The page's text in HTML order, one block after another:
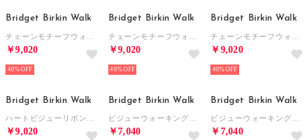
Bridget Birkin Walk
￥9,020
40%
Bridget Birkin Walk
￥9,020
40%
Bridget Birkin Walk
￥9,020
40%
Bridget Birkin Walk
￥9,020
Bridget Birkin Walk
￥7,040
Bridget Birkin Walk
￥7,040